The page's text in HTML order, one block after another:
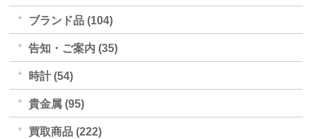
ブランド品 (104)
告知・ご案内 (35)
時計 (54)
貴金属 (95)
買取商品 (222)